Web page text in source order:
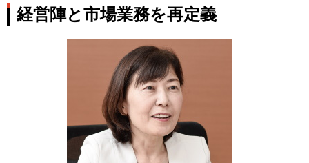
経営陣と市場業務を再定義